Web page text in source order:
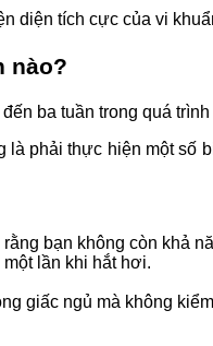
tích cực của vi
nào?
ba tuần trong quá trình
phải thực hiện một
bạn không còn khả
lần khi hắt hơi.
giấc ngủ mà không